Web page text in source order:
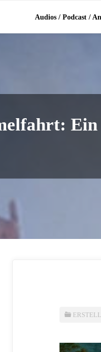
Audios / Podcast /
Ein